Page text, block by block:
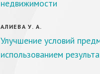
недвижимости
АЛИЕВА У. А.
Улучшение условий
использованием